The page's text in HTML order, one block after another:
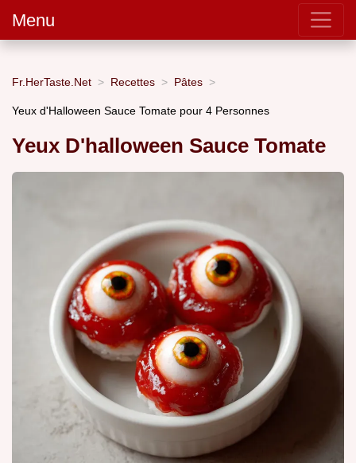
Menu
Fr.HerTaste.Net Recettes Pâtes
Yeux d'Halloween Sauce Tomate pour 4 Personnes
Yeux D'halloween Sauce Tomate